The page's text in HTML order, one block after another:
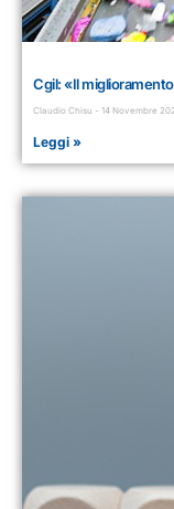
Cgil: «Il
Claudio Chisu 14 Novembre
Leggi »